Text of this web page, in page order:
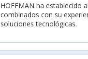
HOFFMAN ha establecido
combinados con su
soluciones tecnológicas.